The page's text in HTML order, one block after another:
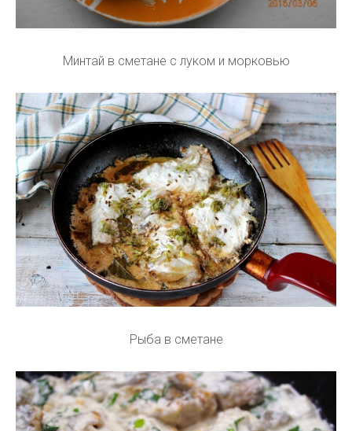
Минтай в сметане с луком и морковью
Рыба в сметане